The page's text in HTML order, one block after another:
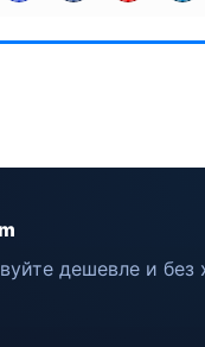
дешевле и без